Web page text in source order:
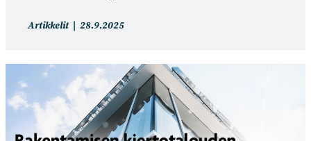
Artikkelin
Artikkelit
Artikkeli
28.9.2025